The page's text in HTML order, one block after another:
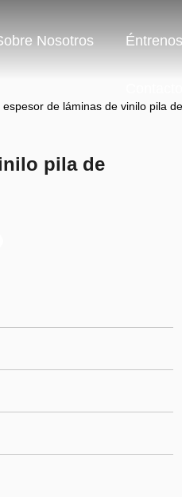
Nosotros
espesor de láminas de vinilo pila
pila de